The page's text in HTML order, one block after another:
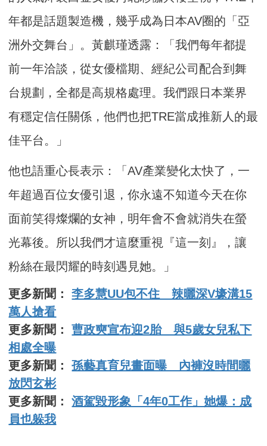
年都是話題製造機，幾乎成為日本AV圈的「亞
洲外交舞台」。黃麒瑾透露：「我們每年都提
前一年洽談，從女優檔期、經紀公司配合到舞
台規劃，全都是高規格處理。我們跟日本業界
有穩定信任關係，他們也把TRE當成推新人的最
佳平台。」
他也語重心長表示：「AV產業變化太快了，一
年超過百位女優引退，你永遠不知道今天在你
面前笑得燦爛的女神，明年會不會就消失在螢
光幕後。所以我們才這麼重視『這一刻』，讓
粉絲在最閃耀的時刻遇見她。」
更多新聞：李多慧UU包不住 辣曬深V壕溝15
萬人搶看
更多新聞：曹政奭宣布迎2胎 與5歲女兒私下
相處全曝
更多新聞：孫藝真育兒畫面曝 內褲沒時間曬
放閃玄彬
更多新聞：酒駕毀形象「4年0工作」她爆：成
員也躲我